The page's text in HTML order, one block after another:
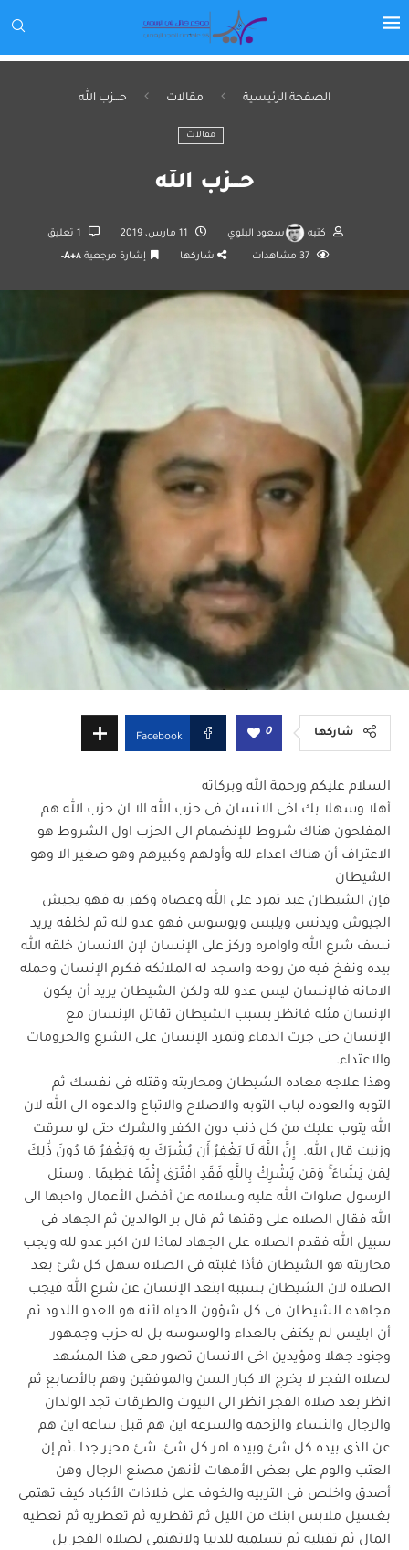
الصفحة الرئيسية مقالات حـــزب الله
مقالات
حـــزب الله
كتبه سعود البلوي 11 مارس، 2019
37 مشاهدات شاركها إشارة مرجعية A+A-
شاركها 0
Facebook
السلام عليكم ورحمة الله وبركاته
أهلا وسهلا بك اخى الانسان فى حزب الله الا ان حزب الله هم
المفلحون هناك شروط للإنضمام الى الحزب اول الشروط هو
الاعتراف أن هناك اعداء لله وأولهم وكبيرهم وهو صغير الا وهو
الشيطان
فإن الشيطان عبد تمرد على الله وعصاه وكفر به فهو يجيش
الجيوش ويدنس ويلبس ويوسوس فهو عدو لله ثم لخلقه يريد
نسف شرع الله واوامره وركز على الإنسان لإن الانسان خلقه الله
بيده ونفخ فيه من روحه واسجد له الملائكه فكرم الإنسان وحمله
الامانه فالإنسان ليس عدو لله ولكن الشيطان يريد أن يكون
الإنسان مثله فانظر بسبب الشيطان تقاتل الإنسان مع
الإنسان حتى جرت الدماء وتمرد الإنسان على الشرع والحرومات
والاعتداء.
وهذا علاجه معاده الشيطان ومحاربته وقتله فى نفسك ثم
التوبه والعوده لباب التوبه والاصلاح والاتباع والدعوه الى الله لان
الله يتوب عليك من كل ذنب دون الكفر والشرك حتى لو سرقت
وزنيت قال الله. إِنَّ اللَّهَ لَا يَغْفِرُ أَن يُشْرَكَ بِهِ وَيَغْفِرُ مَا دُونَ ذَٰلِكَ
لِمَن يَشَاءُ ۚ وَمَن يُشْرِكْ بِاللَّهِ فَقَدِ افْتَرَىٰ إِثْمًا عَظِيمًا . وسئل
الرسول صلوات الله عليه وسلامه عن أفضل الأعمال واحبها الى
الله فقال الصلاه على وقتها ثم قال بر الوالدين ثم الجهاد فى
سبيل الله فقدم الصلاه على الجهاد لماذا لان اكبر عدو لله ويجب
محاربته هو الشيطان فأذا غلبته فى الصلاه سهل كل شئ بعد
الصلاه لان الشيطان بسببه ابتعد الإنسان عن شرع الله فيجب
مجاهده الشيطان فى كل شؤون الحياه لأنه هو العدو اللدود ثم
أن ابليس لم يكتفى بالعداء والوسوسه بل له حزب وجمهور
وجنود جهلا ومؤيدين اخى الانسان تصور معى هذا المشهد
لصلاه الفجر لا يخرج الا كبار السن والموفقين وهم بالأصابع ثم
انظر بعد صلاه الفجر انظر الى البيوت والطرقات تجد الولدان
والرجال والنساء والزحمه والسرعه اين هم قبل ساعه اين هم
عن الذى بيده كل شئ وبيده امر كل شئ. شئ محير جدا .ثم إن
العتب والوم على بعض الأمهات لأنهن مصنع الرجال وهن
أصدق واخلص فى التربيه والخوف على فلاذات الأكباد كيف تهتمى
بغسيل ملابس ابنك من الليل ثم تفطريه ثم تعطريه ثم تعطيه
المال ثم تقبليه ثم تسلميه للدنيا ولاتهتمى لصلاه الفجر بل